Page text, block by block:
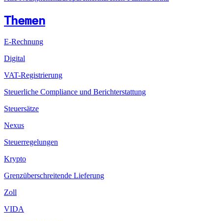
Themen
E-Rechnung
Digital
VAT-Registrierung
Steuerliche Compliance und Berichterstattung
Steuersätze
Nexus
Steuerregelungen
Krypto
Grenzüberschreitende Lieferung
Zoll
VIDA